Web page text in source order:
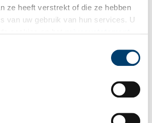
ze heeft verstrekt of die ze hebben
van uw gebruik van hun services. U